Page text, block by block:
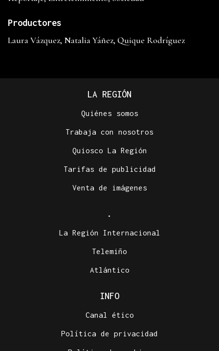
Productores
Laura Vázquez, Natalia Yáñez, Quique Rodríguez
LA REGIÓN
Quiénes somos
Trabaja con nosotros
Quiosco La Región
Tarifas de publicidad
Venta de imágenes
.
La Región Internacional
Telemiño
Atlántico
INFO
Canal ético
Política de privacidad